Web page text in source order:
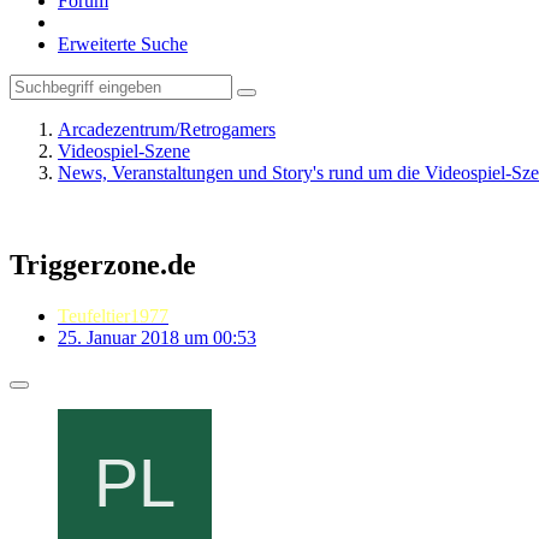
Erweiterte Suche
Arcadezentrum/Retrogamers
Videospiel-Szene
News, Veranstaltungen und Story's rund um die Videospiel-
Triggerzone.de
Teufeltier1977
25. Januar 2018 um 00:53